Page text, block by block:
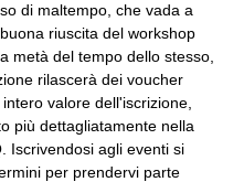
di maltempo, che vada a
riuscita del workshop
metà del tempo dello stesso,
rilascerà dei voucher
valore dell'iscrizione,
più dettagliatamente nella
Iscrivendosi agli eventi si
per prendervi parte